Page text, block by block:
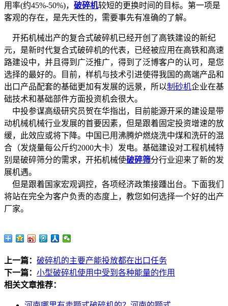
用率(约45%-50%)， 破碎机较短的更换时间的目标。第一项是
客观的存在，是先天性的，需要事先有准确的了解。
开拓机械出产的复合式破碎机已经开创了高铁建设的新纪
元，是新时代复合式破碎机的代表，已经被应用在高铁和高速
路建设中，并且得到广泛推广，得到了泛博客户的认可，是您
选择的最好的。目前，样机与技术引进使得我国的高端产品和
出口产品配套的基础更加有发展的远景，所以制砂机企业在基
础技术和基础部件方面投资机会很大。
中投参谋高级研究员贺在华指出，目前能源开采的建设是带
动机械机械行业发展的首要因素，但是跟着固定投资增速的放
缓，此效应或将下降。中国已用沸腾炉燃烧洗中煤和洗矸的混
合（发烧量每公斤约2000大卡）发电。基础建设对工程机械特
别是破碎筛分的需求，开拓机械使破碎筛分行业迎来了新的发
展机遇。
但是跟着国家宏观调控，各项经济政策接踵出台。下面我们
将站在完全为客户负责的态度上，教您如何选择一个好的出产
厂家。
上一篇： 破碎机的主要产能投放都在出口任务
下一篇： 小型破碎机使用中受到各种能量的作用
相关文章推荐：